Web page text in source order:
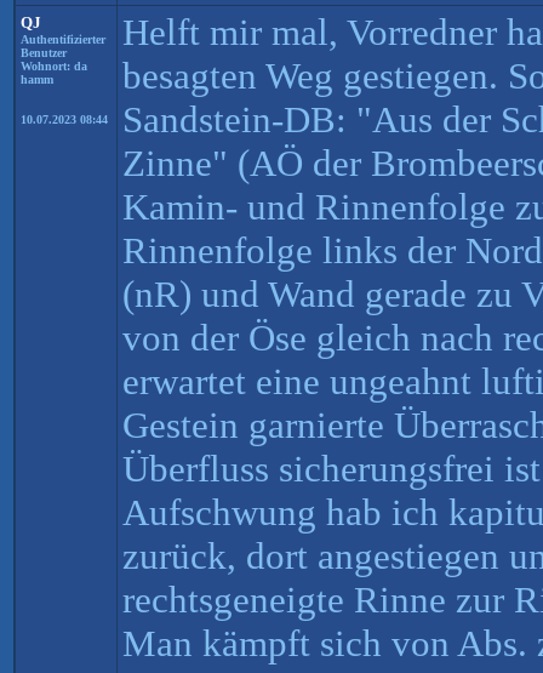
QJ
Authentifizierter
Benutzer
Wohnort: da
hamm
10.07.2023 08:44
Helft mir mal, Vorredner
besagten Weg gestiegen.
Sandstein-DB: "Aus der
Zinne" (AÖ der
Kamin- und Rinnenfolge
Rinnenfolge links der
(nR) und Wand gerade zu
von der Öse gleich nach
erwartet eine ungeahnt
Gestein garnierte
Überfluss sicherungsfrei
Aufschwung hab ich
zurück, dort angestiegen
rechtsgeneigte Rinne zur
Man kämpft sich von Abs.